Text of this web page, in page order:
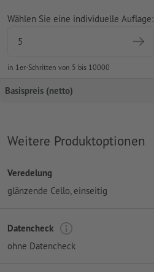
Wählen Sie eine individuelle Auflage:
in 1er-Schritten von 5 bis 10000
Basispreis (netto)
Weitere Produktoptionen
Veredelung
glänzende Cello, einseitig
Datencheck
ohne Datencheck